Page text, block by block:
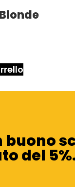
buono
del